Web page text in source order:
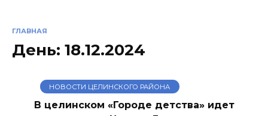
ГЛАВНАЯ
День: 18.12.2024
НОВОСТИ ЦЕЛИНСКОГО РАЙОНА
В целинском «Городе детства» идет